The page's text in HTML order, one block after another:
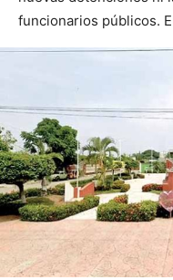
funcionarios públicos.